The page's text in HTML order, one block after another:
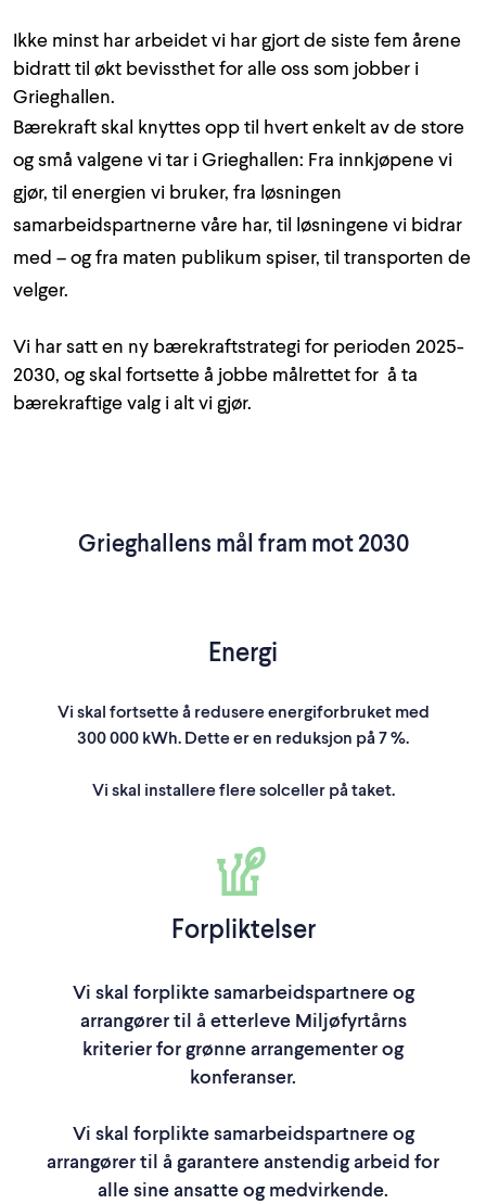
Ikke minst har arbeidet vi har gjort de siste fem årene
bidratt til økt bevissthet for alle oss som jobber i
Grieghallen.
Bærekraft skal knyttes opp til hvert enkelt av de store
og små valgene vi tar i Grieghallen: Fra innkjøpene vi
gjør, til energien vi bruker, fra løsningen
samarbeidspartnerne våre har, til løsningene vi bidrar
med – og fra maten publikum spiser, til transporten de
velger.
Vi har satt en ny bærekraftstrategi for perioden 2025-
2030, og skal fortsette å jobbe målrettet for å ta
bærekraftige valg i alt vi gjør.
Grieghallens mål fram mot 2030
Energi
Vi skal fortsette å redusere energiforbruket med
300 000 kWh. Dette er en reduksjon på 7 %.
Vi skal installere flere solceller på taket.
Forpliktelser
Vi skal forplikte samarbeidspartnere og
arrangører til å etterleve Miljøfyrtårns
kriterier for grønne arrangementer og
konferanser.
Vi skal forplikte samarbeidspartnere og
arrangører til å garantere anstendig arbeid for
alle sine ansatte og medvirkende.